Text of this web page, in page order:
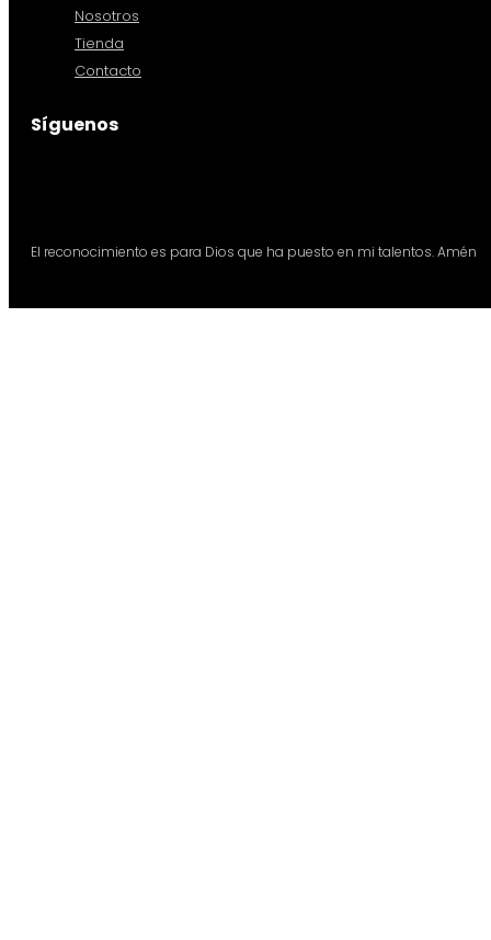
Nosotros
Tienda
Contacto
Síguenos
El reconocimiento es para Dios que ha puesto en mi talentos. Amén